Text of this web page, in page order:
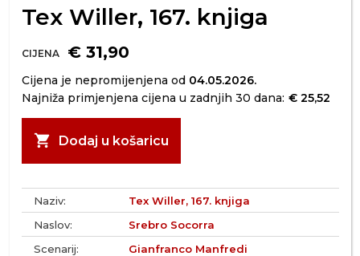
Tex Willer, 167. knjiga
CIJENA € 31,90
Cijena je nepromijenjena od 04.05.2026.
Najniža primjenjena cijena u zadnjih 30 dana: € 25,52
shopping_cart Dodaj u košaricu
Naziv:
Tex Willer, 167. knjiga
Naslov:
Srebro Socorra
Scenarij:
Gianfranco Manfredi